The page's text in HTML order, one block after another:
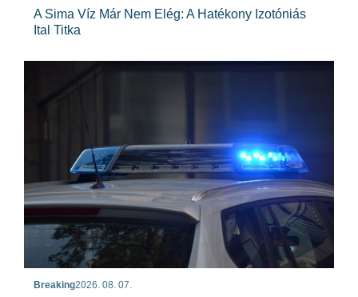
A Sima Víz Már Nem Elég: A Hatékony Izotóniás
Ital Titka
Breaking2026. 08. 07.